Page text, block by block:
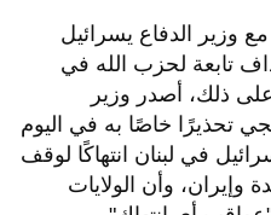
مع وزير الدفاع يسرائيل
تابعة لحزب الله في
ذلك، أصدر وزير
تحذيرًا خاصًا به في اليوم
في لبنان انتهاكًا لوقف
وإيران، وأن الولايات